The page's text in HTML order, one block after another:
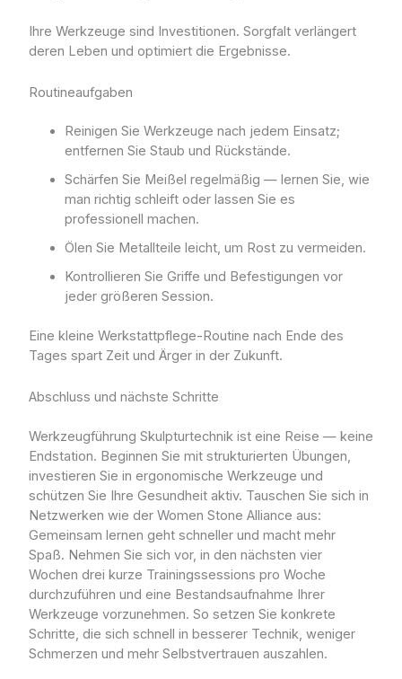
Ihre Werkzeuge sind Investitionen. Sorgfalt verlängert
deren Leben und optimiert die Ergebnisse.
Routineaufgaben
Reinigen Sie Werkzeuge nach jedem Einsatz;
entfernen Sie Staub und Rückstände.
Schärfen Sie Meißel regelmäßig — lernen Sie, wie
man richtig schleift oder lassen Sie es
professionell machen.
Ölen Sie Metallteile leicht, um Rost zu vermeiden.
Kontrollieren Sie Griffe und Befestigungen vor
jeder größeren Session.
Eine kleine Werkstattpflege-Routine nach Ende des
Tages spart Zeit und Ärger in der Zukunft.
Abschluss und nächste Schritte
Werkzeugführung Skulpturtechnik ist eine Reise — keine
Endstation. Beginnen Sie mit strukturierten Übungen,
investieren Sie in ergonomische Werkzeuge und
schützen Sie Ihre Gesundheit aktiv. Tauschen Sie sich in
Netzwerken wie der Women Stone Alliance aus:
Gemeinsam lernen geht schneller und macht mehr
Spaß. Nehmen Sie sich vor, in den nächsten vier
Wochen drei kurze Trainingssessions pro Woche
durchzuführen und eine Bestandsaufnahme Ihrer
Werkzeuge vorzunehmen. So setzen Sie konkrete
Schritte, die sich schnell in besserer Technik, weniger
Schmerzen und mehr Selbstvertrauen auszahlen.